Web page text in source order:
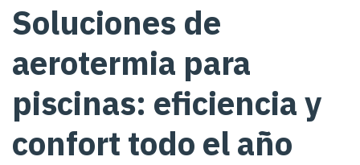
Soluciones de
aerotermia para
piscinas: eficiencia y
confort todo el año